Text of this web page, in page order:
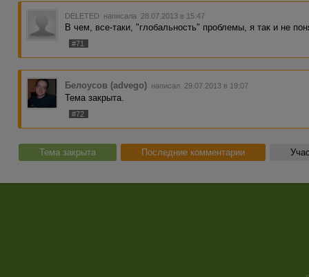
DELETED написала 28.07.2013 в 15:47
В чем, все-таки, "глобальность" проблемы, я так и не
#71
Белоусов (advego) написал 29.07.2013 в 19:07
Тема закрыта.
#72
Тема закрыта Последние комментарии